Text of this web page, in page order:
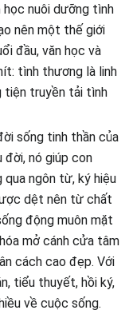
học nuôi dưỡng tình
nên một thế giới
đầu, văn học và
tình thương là linh
tiện truyền tải tình
sống tinh thần của
đời, nó giúp con
ngôn từ, ký hiệu
dệt nên từ chất
động muôn mặt
mở cánh cửa tâm
cách cao đẹp. Với
tiểu thuyết, hồi ký,
về cuộc sống.